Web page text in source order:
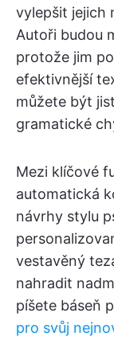
vylepšit jejich
Autoři budou
protože jim
efektivnější
můžete být
gramatické
Mezi klíčové
automatická
návrhy stylu
vestavěný
nahradit
píšete báseň
pro svůj